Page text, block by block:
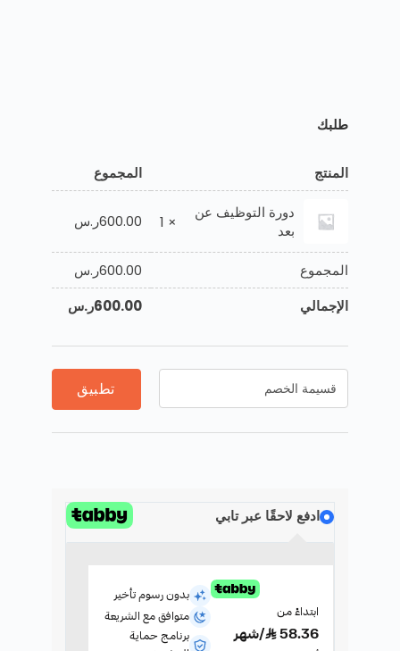
طلبك
المنتج المجموع
دورة التوظيف عن
بعد
× 1
600.00ر.س
المجموع 600.00ر.س
الإجمالي
600.00ر.س
تطبيق
ادفع لاحقًا عبر تابي